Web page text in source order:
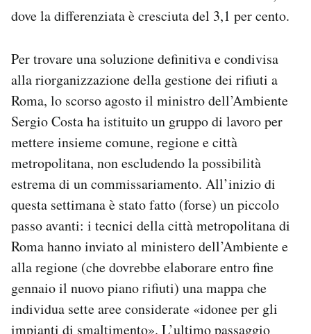
dove la differenziata è cresciuta del 3,1 per cento.
Per trovare una soluzione definitiva e condivisa
alla riorganizzazione della gestione dei rifiuti a
Roma, lo scorso agosto il ministro dell’Ambiente
Sergio Costa ha istituito un gruppo di lavoro per
mettere insieme comune, regione e città
metropolitana, non escludendo la possibilità
estrema di un commissariamento. All’inizio di
questa settimana è stato fatto (forse) un piccolo
passo avanti: i tecnici della città metropolitana di
Roma hanno inviato al ministero dell’Ambiente e
alla regione (che dovrebbe elaborare entro fine
gennaio il nuovo piano rifiuti) una mappa che
individua sette aree considerate «idonee per gli
impianti di smaltimento». L’ultimo passaggio